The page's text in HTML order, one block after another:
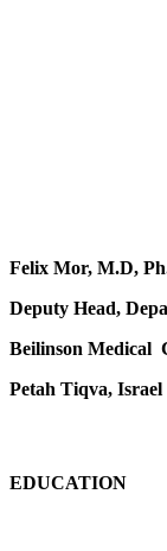
Felix Mor, M.D,
Deputy Head,
Beilinson Medical
Petah Tiqva, Israel
EDUCATION